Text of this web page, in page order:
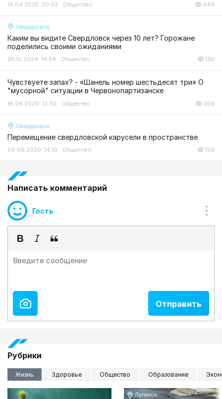
16.04.2025 20:03 Общество 449
Свердловск
Каким вы видите Свердловск через 10 лет? Горожане
поделились своими ожиданиями
26.10.2024 14:54 Общество 130
Чувствуете запах? - «Шанель номер шестьдесят три» О
"мусорной" ситуации в Червонопартизанске
18.06.2020 13:30 Общество 309
Свердловск
Перемещение свердловской карусели в пространстве
08.06.2020 14:10 Общество 156
Написать комментарий
Гость
Рубрики
Жизнь Здоровье Общество Образование
Луганск